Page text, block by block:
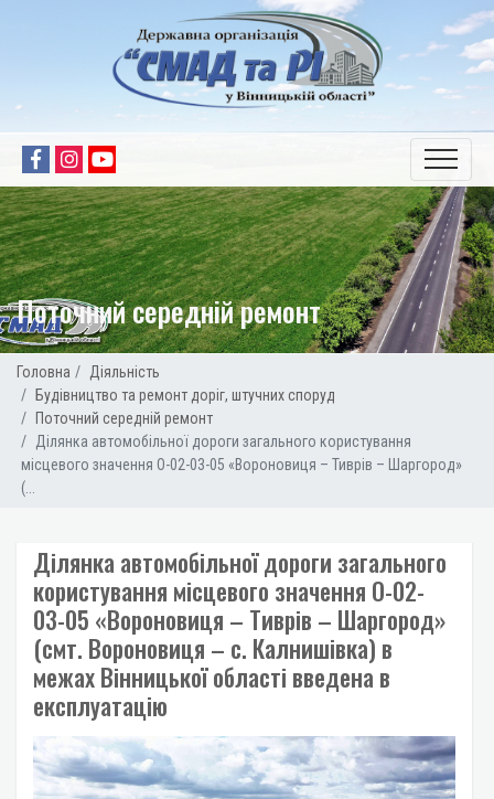
Головна
Діяльність
Будівництво та ремонт доріг, штучних споруд
Поточний середній ремонт
Ділянка автомобільної дороги загального користування
місцевого значення О-02-03-05 «Вороновиця – Тиврів – Шаргород»
(...
Поточний середній ремонт
Ділянка автомобільної дороги загального
користування місцевого значення О-02-
03-05 «Вороновиця – Тиврів – Шаргород»
(смт. Вороновиця – с. Калнишівка) в
межах Вінницької області введена в
експлуатацію